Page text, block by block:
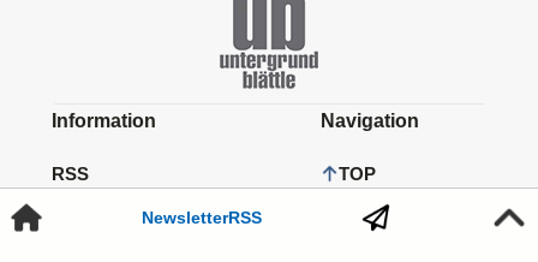
NewsletterRSS
Information
RSS
Navigation
TOP
HOME